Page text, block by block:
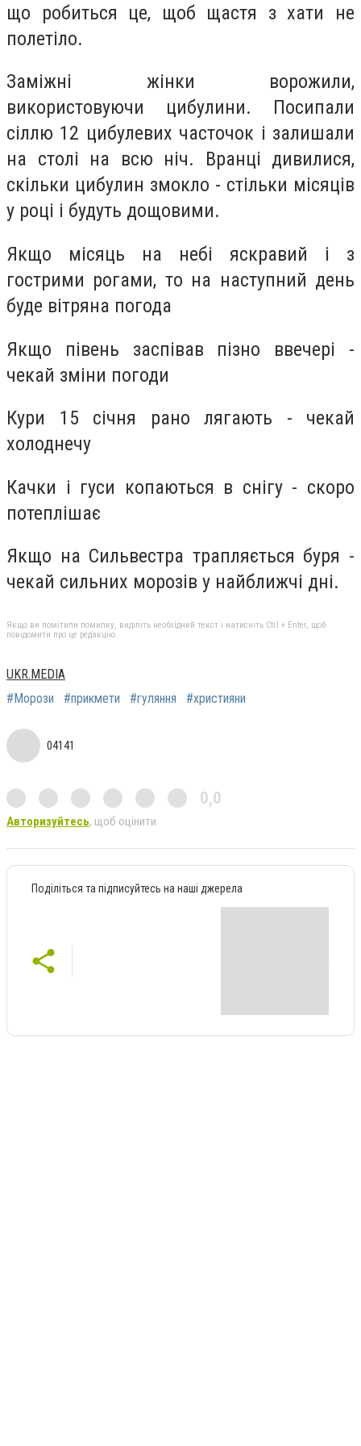
що робиться це, щоб щастя з хати не
полетіло.
Заміжні жінки ворожили,
використовуючи цибулини. Посипали
сіллю 12 цибулевих часточок і залишали
на столі на всю ніч. Вранці дивилися,
скільки цибулин змокло - стільки місяців
у році і будуть дощовими.
Якщо місяць на небі яскравий і з
гострими рогами, то на наступний день
буде вітряна погода
Якщо півень заспівав пізно ввечері -
чекай зміни погоди
Кури 15 січня рано лягають - чекай
холоднечу
Качки і гуси копаються в снігу - скоро
потеплішає
Якщо на Сильвестра трапляється буря -
чекай сильних морозів у найближчі дні.
Якщо ви помітили помилку, виділіть необхідний текст і натисніть Ctrl + Enter, щоб
повідомити про це редакцію
UKR.MEDIA
#Морози
#прикмети #гуляння #християни
04141
0,0
Авторизуйтесь, щоб оцінити
Поділіться та підписуйтесь на наші джерела